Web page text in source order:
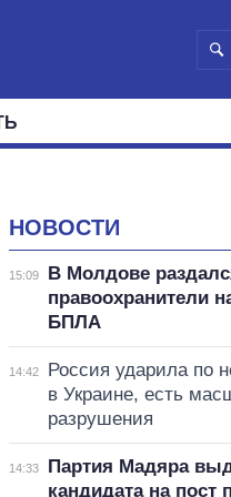
НОВОСТИ
15:09
В Молдове
правоохранители
БПЛА
14:42
Россия ударила по
в Украине, есть
разрушения
14:33
Партия Мадяра
кандидата на пост